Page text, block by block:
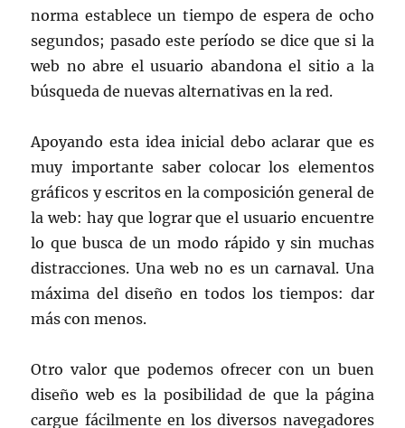
norma establece un tiempo de espera de ocho
segundos; pasado este período se dice que si la
web no abre el usuario abandona el sitio a la
búsqueda de nuevas alternativas en la red.
Apoyando esta idea inicial debo aclarar que es
muy importante saber colocar los elementos
gráficos y escritos en la composición general de
la web: hay que lograr que el usuario encuentre
lo que busca de un modo rápido y sin muchas
distracciones. Una web no es un carnaval. Una
máxima del diseño en todos los tiempos: dar
más con menos.
Otro valor que podemos ofrecer con un buen
diseño web es la posibilidad de que la página
cargue fácilmente en los diversos navegadores